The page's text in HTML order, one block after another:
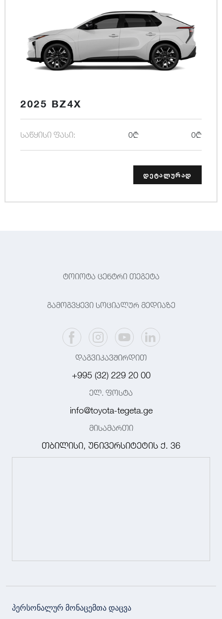
2025 BZ4X
საწყისი ფასი: 0₾ 0₾
დეტალურად
ტოიოტა ცენტრი თეგეტა
გამოგვყევი სოციალურ მედიაზე
დაგვიკავშირდით
+995 (32) 229 20 00
ელ. ფოსტა
info@toyota-tegeta.ge
მისამართი
თბილისი, უნივერსიტეტის ქ. 36
პერსონალურ მონაცემთა დაცვა